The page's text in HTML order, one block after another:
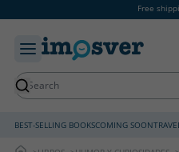
Free
BEST-SELLING BOOKSCOMING SOON